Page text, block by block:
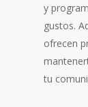
y
gustos.
ofrecen
tu